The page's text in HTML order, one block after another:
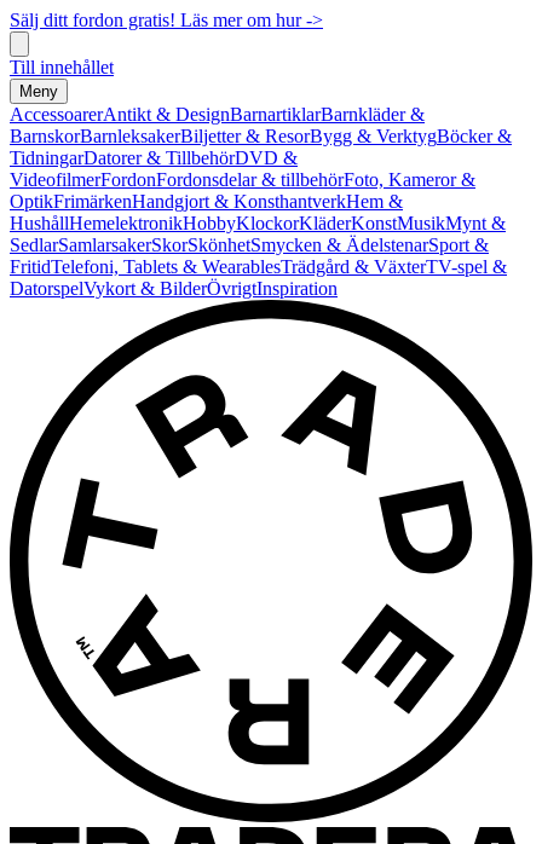
Sälj ditt fordon gratis! Läs mer om hur ->
Till innehållet
Meny
AccessoarerAntikt & DesignBarnartiklarBarnkläder &
BarnskorBarnleksakerBiljetter & ResorBygg & VerktygBöcker &
TidningarDatorer & TillbehörDVD &
VideofilmerFordonFordonsdelar & tillbehörFoto, Kameror &
OptikFrimärkenHandgjort & KonsthantverkHem &
HushållHemelektronikHobbyKlockorKläderKonstMusikMynt &
SedlarSamlarsakerSkorSkönhetSmycken & ÄdelstenarSport &
FritidTelefoni, Tablets & WearablesTrädgård & VäxterTV-spel &
DatorspelVykort & BilderÖvrigtInspiration